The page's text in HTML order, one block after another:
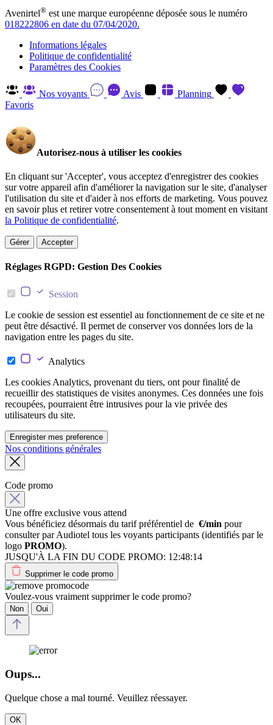
Avenirtel® est une marque européenne déposée sous le numéro
018222806 en date du 07/04/2020.
Informations légales
Politique de confidentialité
Paramètres des Cookies
Nos voyants Avis
Planning
Favoris
Autorisez-nous à utiliser les cookies
En cliquant sur 'Accepter', vous acceptez d'enregistrer des cookies
sur votre appareil afin d'améliorer la navigation sur le site, d'analyser
l'utilisation du site et d'aider à nos efforts de marketing. Vous pouvez
en savoir plus et retirer votre consentement à tout moment en visitant
la Politique de confidentialité.
Gérer Accepter
Réglages RGPD: Gestion Des Cookies
Session
Le cookie de session est essentiel au fonctionnement de ce site et ne
peut être désactivé. Il permet de conserver vos données lors de la
navigation entre les pages du site.
Analytics
Les cookies Analytics, provenant du tiers, ont pour finalité de
recueillir des statistiques de visites anonymes. Ces données une fois
recoupées, pourraient être intrusives pour la vie privée des
utilisateurs du site.
Enregister mes preference
Nos conditions générales
Code promo
Une offre exclusive vous attend
Vous bénéficiez désormais du tarif préférentiel de €/min pour
consulter par Audiotel tous les voyants participants (identifiés par le
logo PROMO).
JUSQU'À LA FIN DU CODE PROMO: 12:48:14
Supprimer le code promo
Voulez-vous vraiment supprimer le code promo?
Non Oui
Oups...
Quelque chose a mal tourné. Veuillez réessayer.
OK